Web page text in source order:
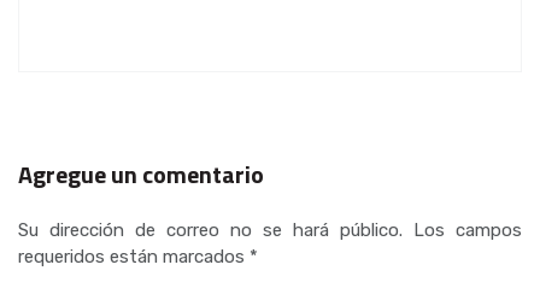
Agregue un comentario
Su dirección de correo no se hará público.
Los campos
requeridos están marcados *